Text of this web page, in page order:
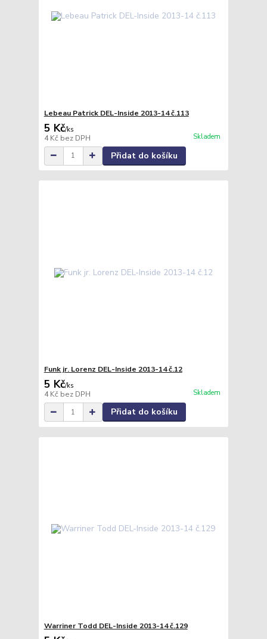
Lebeau Patrick DEL-Inside 2013-14 č.113
5 Kč/ks
4 Kč bez DPH Skladem
Přidat do košíku
Funk jr. Lorenz DEL-Inside 2013-14 č.12
5 Kč/ks
4 Kč bez DPH Skladem
Přidat do košíku
Warriner Todd DEL-Inside 2013-14 č.129